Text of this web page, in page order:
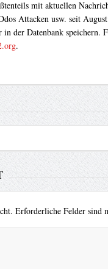
mit aktuellen
Attacken usw. seit
in der Datenbank
.
Erforderliche Felder sind